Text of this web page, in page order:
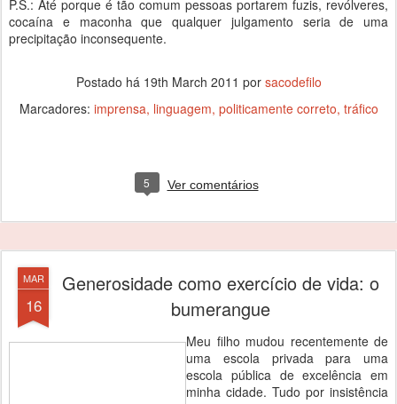
P.S.: Até porque é tão comum pessoas portarem fuzis, revólveres,
cocaína e maconha que qualquer julgamento seria de uma
precipitação inconsequente.
Postado há 19th March 2011 por sacodefilo
Marcadores: imprensa linguagem politicamente correto tráfico
5 Ver comentários
MAR
16
Generosidade como exercício de vida: o
bumerangue
Meu filho mudou recentemente de
uma escola privada para uma
escola pública de excelência em
minha cidade. Tudo por insistência